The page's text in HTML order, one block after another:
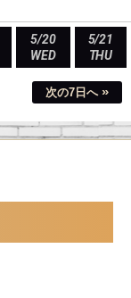
5/20
WED
5/21
THU
次の7日へ »